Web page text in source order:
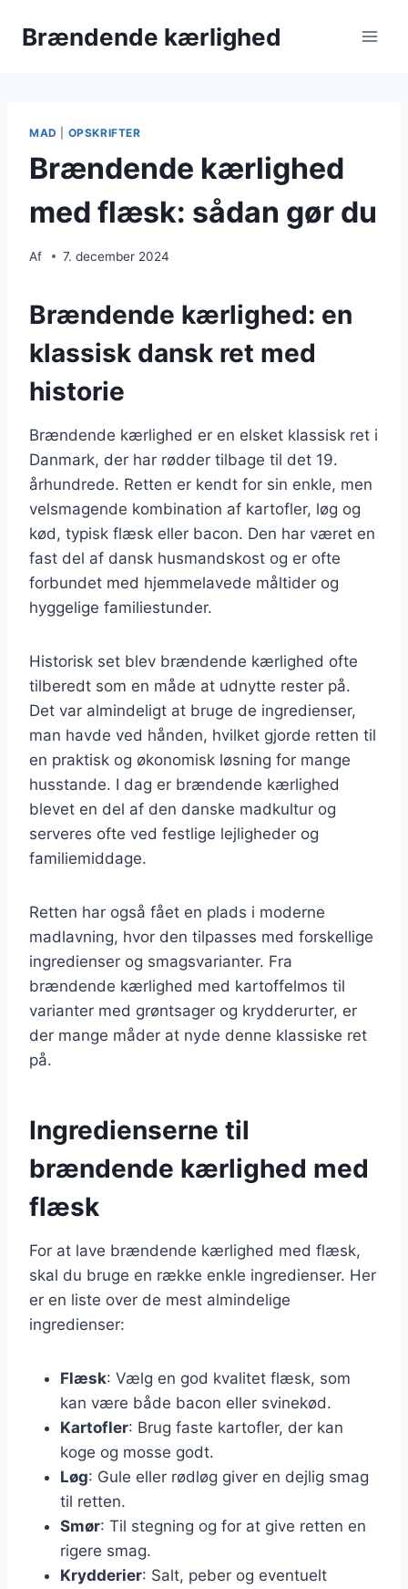
Brændende kærlighed
MAD OPSKRIFTER
Brændende kærlighed
med flæsk: sådan gør du
Af 7. december 2024
Brændende kærlighed: en
klassisk dansk ret med
historie
Brændende kærlighed er en elsket klassisk ret i
Danmark, der har rødder tilbage til det 19.
århundrede. Retten er kendt for sin enkle, men
velsmagende kombination af kartofler, løg og
kød, typisk flæsk eller bacon. Den har været en
fast del af dansk husmandskost og er ofte
forbundet med hjemmelavede måltider og
hyggelige familiestunder.
Historisk set blev brændende kærlighed ofte
tilberedt som en måde at udnytte rester på.
Det var almindeligt at bruge de ingredienser,
man havde ved hånden, hvilket gjorde retten til
en praktisk og økonomisk løsning for mange
husstande. I dag er brændende kærlighed
blevet en del af den danske madkultur og
serveres ofte ved festlige lejligheder og
familiemiddage.
Retten har også fået en plads i moderne
madlavning, hvor den tilpasses med forskellige
ingredienser og smagsvarianter. Fra
brændende kærlighed med kartoffelmos til
varianter med grøntsager og krydderurter, er
der mange måder at nyde denne klassiske ret
på.
Ingredienserne til
brændende kærlighed med
flæsk
For at lave brændende kærlighed med flæsk,
skal du bruge en række enkle ingredienser. Her
er en liste over de mest almindelige
ingredienser:
Flæsk: Vælg en god kvalitet flæsk, som
kan være både bacon eller svinekød.
Kartofler: Brug faste kartofler, der kan
koge og mosse godt.
Løg: Gule eller rødløg giver en dejlig smag
til retten.
Smør: Til stegning og for at give retten en
rigere smag.
Krydderier: Salt, peber og eventuelt